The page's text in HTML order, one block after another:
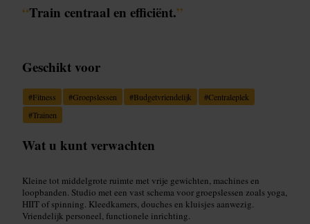
“Train centraal en efficiënt.”
Geschikt voor
#Fitness #Groepslessen #Budgetvriendelijk #Centraleplek
#Trainen
Wat u kunt verwachten
Kleine tot middelgrote ruimte met vrije gewichten, machines en
loopbanden. Studio met een vast schema voor groepslessen zoals yoga,
HIIT of spinning. Kleedkamers, douches en kluisjes aanwezig.
Vriendelijk personeel, functionele inrichting.